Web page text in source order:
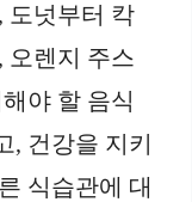
도넛부터 칵
오렌지 주스
야 할 음식
, 건강을 지키
식습관에 대